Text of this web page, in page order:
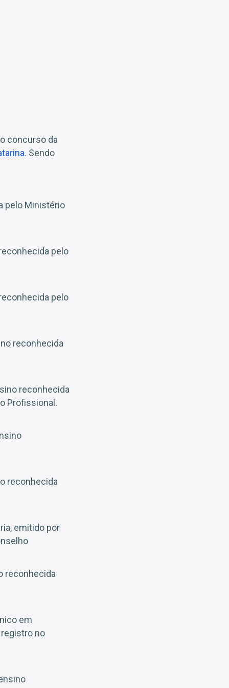
concurso da
. Sendo
pelo Ministério
pelo
pelo
reconhecida
reconhecida
Profissional.
reconhecida
emitido por
reconhecida
em
no